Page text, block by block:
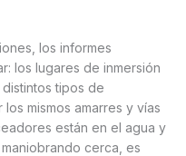
los informes
los lugares de inmersión
tipos de
mismos amarres y vías
están en el agua y
cerca, es